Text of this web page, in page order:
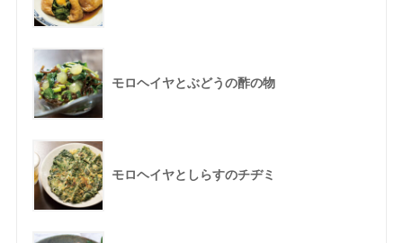
モロヘイヤとぶどうの酢の物
モロヘイヤとしらすのチヂミ